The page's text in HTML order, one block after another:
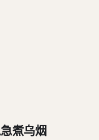
煮乌烟